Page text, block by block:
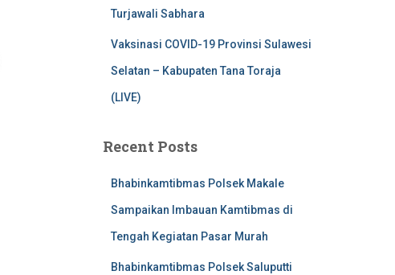
Turjawali Sabhara
Vaksinasi COVID-19 Provinsi Sulawesi
Selatan – Kabupaten Tana Toraja
(LIVE)
Recent Posts
Bhabinkamtibmas Polsek Makale
Sampaikan Imbauan Kamtibmas di
Tengah Kegiatan Pasar Murah
Bhabinkamtibmas Polsek Saluputti